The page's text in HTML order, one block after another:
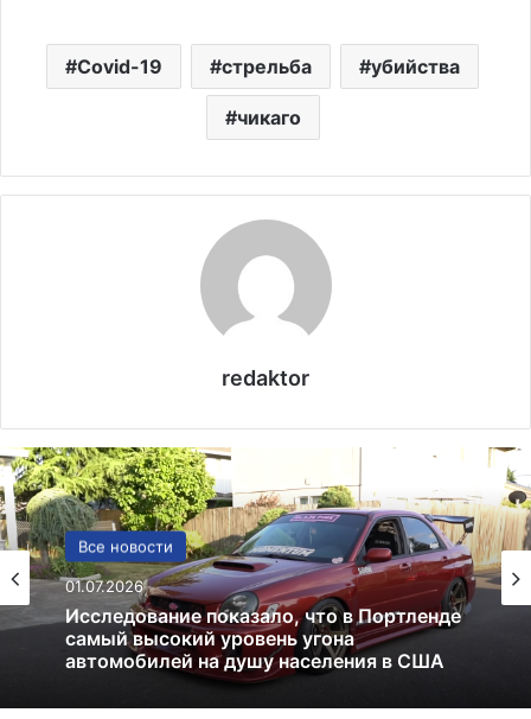
Covid-19 стрельба убийства
чикаго
redaktor
Все новости
01.07.2026
США
13.06.2025
Америка имеет огромный избыток сыра